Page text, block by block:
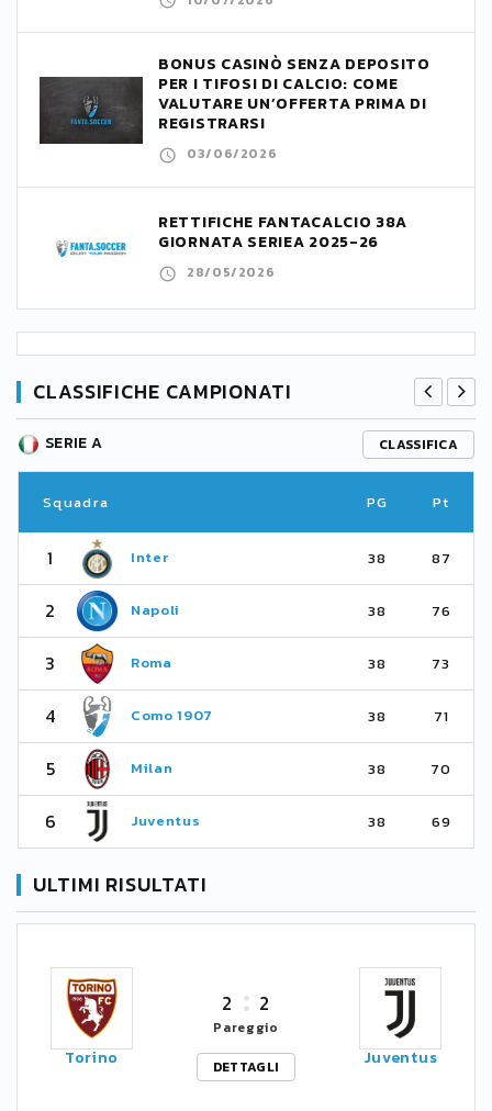
BONUS CASINÒ SENZA DEPOSITO
PER I TIFOSI DI CALCIO: COME
VALUTARE UN’OFFERTA PRIMA DI
REGISTRARSI
03/06/2026
RETTIFICHE FANTACALCIO 38A
GIORNATA SERIEA 2025-26
28/05/2026
CLASSIFICHE CAMPIONATI
SERIE A CLASSIFICA
Squadra PG Pt
1 Inter 38 87
2 Napoli 38 76
3 Roma 38 73
4 Como 1907 38 71
5 Milan 38 70
6 Juventus 38 69
ULTIMI RISULTATI
Torino
2 2
Pareggio
DETTAGLI
Juventus